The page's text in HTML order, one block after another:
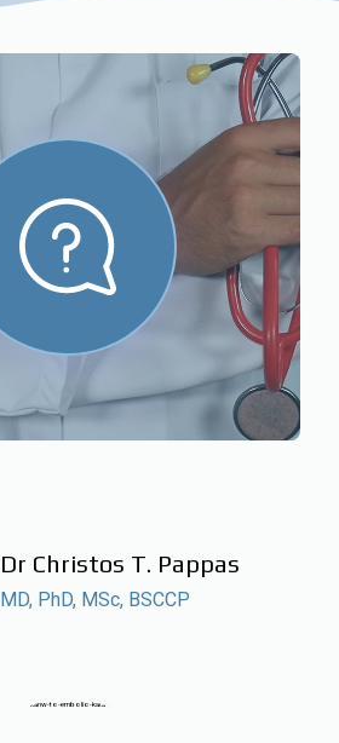
Dr Christos T. Pappas
MD, PhD, MSc, BSCCP